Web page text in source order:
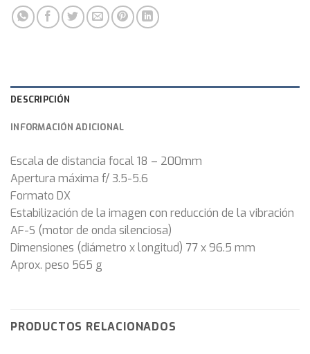
DESCRIPCIÓN
INFORMACIÓN ADICIONAL
Escala de distancia focal 18 – 200mm
Apertura máxima f/ 3.5-5.6
Formato DX
Estabilización de la imagen con reducción de la vibración
AF-S (motor de onda silenciosa)
Dimensiones (diámetro x longitud) 77 x 96.5 mm
Aprox. peso 565 g
PRODUCTOS RELACIONADOS